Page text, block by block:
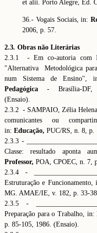
et alii. Porto Alegre, Ed.
36.- Vogais Sociais, in:
2006, p. 57.
2.3. Obras não Literárias
2.3.1 - Em co-autoria com
"Alternativa Metodológica
num Sistema de
Pedagógica - Brasília-
(Ensaio).
2.3.2 - SAMPAIO, Zélia Helena
comunicantes ou
in: Educação, PUC/RS, n. 8,
2.3.3 -
Classe: resultado aponta
Professor, POA, CPOEC, n. 7,
2.3.4 -
Estruturação e
MG. AMAE/IE, v. 182, p. 33-
2.3.5 -
Preparação para o Trabalho, in:
p. 85-105, 1986. (Ensaio).